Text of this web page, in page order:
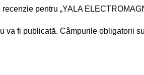
pentru „YALA
va fi publicată. Câmpurile obligatorii